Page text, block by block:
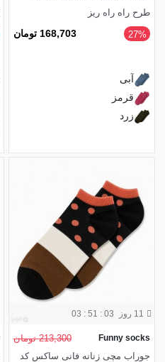
طرح راه راه ریز
‎27% 168,703 تومان
آبی
قرمز
زرد
11 روز 03 : 51 : 01
Funny socks
213,300 تومان
جوراب مچی زنانه فانی ساکس کد